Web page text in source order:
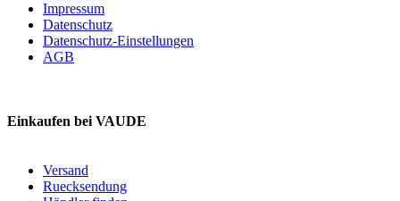
Impressum
Datenschutz
Datenschutz-Einstellungen
AGB
Einkaufen bei VAUDE
Versand
Ruecksendung